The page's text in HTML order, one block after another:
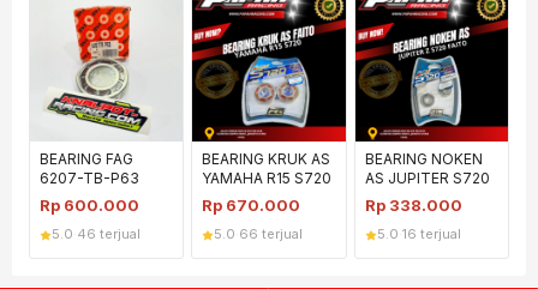
BEARING FAG
6207-TB-P63
Rp 600.000
5.0 46 terjual
BEARING KRUK AS
YAMAHA R15 S720
Rp 670.000
5.0 66 terjual
BEARING NOKEN
AS JUPITER S720
Rp 338.000
5.0 16 terjual